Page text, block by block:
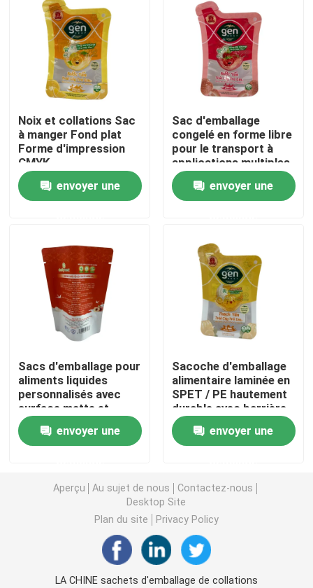
Contrôle de qualité
Contactez-nous
Nouvelles
Cas
Pochette d'emballage de bec
Pochette d'emballage de café
Pochettes à fond plat
Bag In Box Liquide Emballage
Pochettes d'emballage debout
Poches d'emballage alimentaire d'animal familier
Pochettes d'emballage en papier
Noix et collations Sac
à manger Fond plat
Forme d'impression
CMYK
envoyer une
Sac d'emballage
congelé en forme libre
pour le transport à
applications multiples
envoyer une
Sacs d'emballage pour
aliments liquides
personnalisés avec
surface matte et
feuille
envoyer une
Sacoche d'emballage
alimentaire laminée en
SPET / PE hautement
durable avec barrière
envoyer une
Aperçu Au sujet de nous
Contactez-nous
Desktop Site
Plan du site
Privacy Policy
LA CHINE sachets d'emballage de collations